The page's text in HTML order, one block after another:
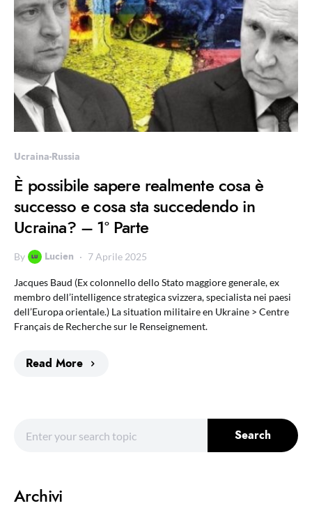
Ucraina-Russia
È possibile sapere realmente cosa è
successo e cosa sta succedendo in
Ucraina? – 1° Parte
By Lucien 7 Aprile 2025
Jacques Baud (Ex colonnello dello Stato maggiore generale, ex
membro dell’intelligence strategica svizzera, specialista nei paesi
dell’Europa orientale.) La situation militaire en Ukraine > Centre
Français de Recherche sur le Renseignement.
Read More
Search
Archivi